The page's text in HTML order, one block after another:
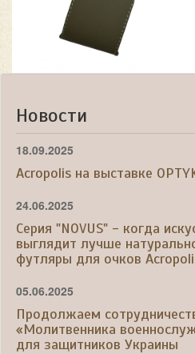
Новости
18.09.2025
Acropolis на выставке
24.06.2025
Серия "NOVUS" - когда
выглядит лучше
футляры для очков
05.06.2025
Продолжаем
«Молитвенника
для защитников Украины